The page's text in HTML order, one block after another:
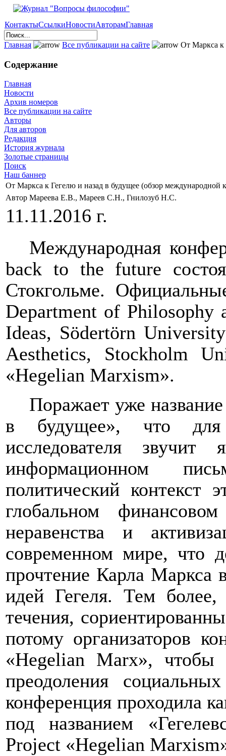
КонтактыСсылкиНовостиАвторамГлавная
Главная Все публикации на сайте От Маркса к
Содержание
Главная
Новости
Архив номеров
Все публикации на сайте
Авторы
Для авторов
Редакция
История журнала
Золотые страницы
Поиск
Наш баннер
От Маркса к Гегелю и назад в будущее (обзор международной
Автор Мареева Е.В., Мареев С.Н., Гнилозуб Н.С.
11.11.2016 г.
Международная
back to the future
Стокгольме.
Department of
Ideas, Södertörn
Aesthetics, Stockholm
«Hegelian Marxism».
Поражает уже название
в будущее», что для
исследователя
информационном
политический контекст
глобальном
неравенства и
современном мире, что
прочтение Карла Маркса
идей Гегеля. Тем
течения,
потому организаторов
«Hegelian Marx», чтобы
преодоления
конференция проходила
под названием
Project «Hegelian